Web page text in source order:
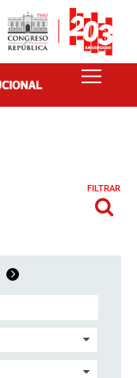
FILTRAR